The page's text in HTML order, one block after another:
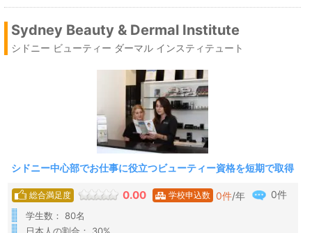
Sydney Beauty & Dermal Institute
シドニー ビューティー ダーマル インスティテュート
シドニー中心部でお仕事に役立つビューティー資格を短期で取得
総合満足度 0.00 学校申込数 0件/年 0件
学生数： 80名
日本人の割合： 30%